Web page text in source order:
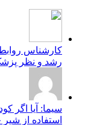
کارشناس
رشد و نظر
سیما: آیا اگر
استفاده از